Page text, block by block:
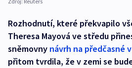
Rozhodnutí, které překvapilo
Theresa Mayová ve středu
sněmovny návrh na předčasné
přitom tvrdila, že v zemi se